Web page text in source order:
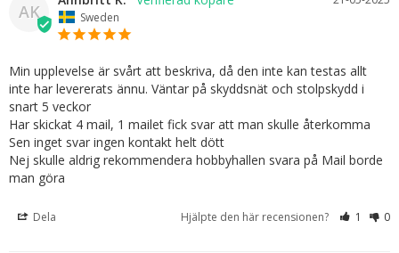
AK Sweden
Min upplevelse är svårt att beskriva, då den inte kan testas allt
inte har levererats ännu. Väntar på skyddsnät och stolpskydd i
snart 5 veckor
Har skickat 4 mail, 1 mailet fick svar att man skulle återkomma
Sen inget svar ingen kontakt helt dött
Nej skulle aldrig rekommendera hobbyhallen svara på Mail borde
man göra
Dela Hjälpte den här recensionen? 1 0